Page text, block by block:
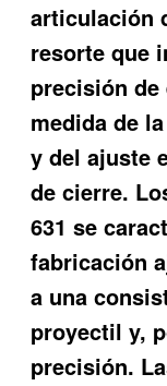
articulación
resorte que
precisión de
medida de
y del ajuste
de cierre.
631 se
fabricación
a una
proyectil y,
precisión.